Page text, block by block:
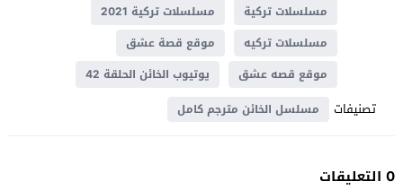
مسلسلات تركية
مسلسلات تركية 2021
مسلسلات تركيه
موقع قصة عشق
موقع قصه عشق
يوتيوب الخائن الحلقة 42
تصنيفات مسلسل الخائن مترجم كامل
0 التعليقات